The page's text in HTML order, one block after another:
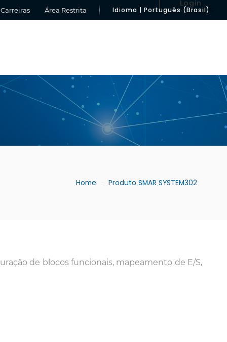
Carreiras Área Restrita Idioma | Português (Brasil)
Login
Home Produto SMAR SYSTEM302
de blocos funcionais, mapeamento de E/S,